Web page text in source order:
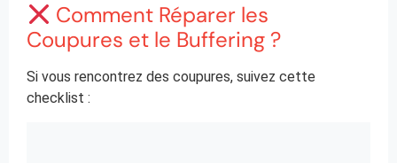
Comment Réparer les
Coupures et le Buffering ?
Si vous rencontrez des coupures, suivez cette
checklist :